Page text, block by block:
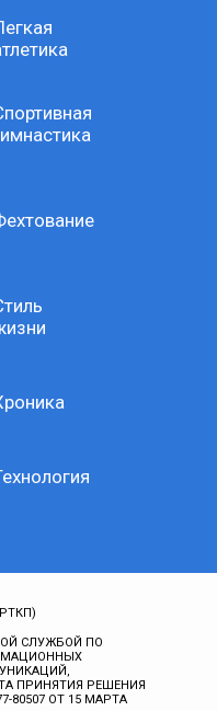
СЛУЖБОЙ ПО
ПРИНЯТИЯ РЕШЕНИЯ
80507 ОТ 15 МАРТА